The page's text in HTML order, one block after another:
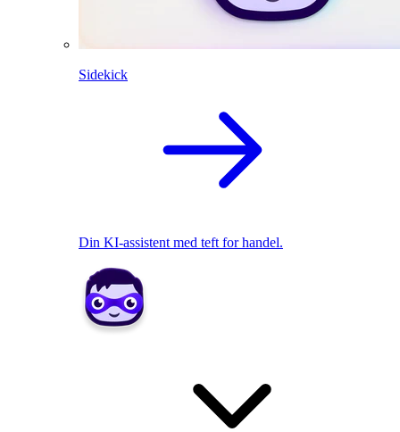
Sidekick
Din KI-assistent med teft for handel.